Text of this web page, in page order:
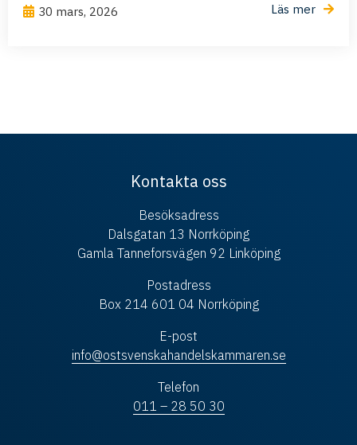
30 mars, 2026 Läs mer
Kontakta oss
Besöksadress
Dalsgatan 13 Norrköping
Gamla Tanneforsvägen 92 Linköping
Postadress
Box 214 601 04 Norrköping
E-post
info@ostsvenskahandelskammaren.se
Telefon
011 – 28 50 30